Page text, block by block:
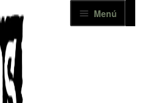
Menú